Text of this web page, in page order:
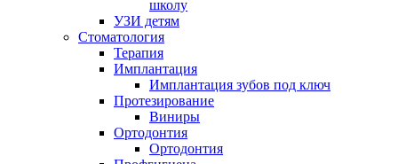
школу
УЗИ детям
Стоматология
Терапия
Имплантация
Имплантация зубов под ключ
Протезирование
Виниры
Ортодонтия
Ортодонтия